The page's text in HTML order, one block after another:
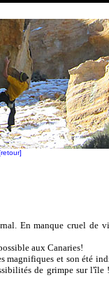
En manque cruel de
aux Canaries!
magnifiques et son été
de grimpe sur